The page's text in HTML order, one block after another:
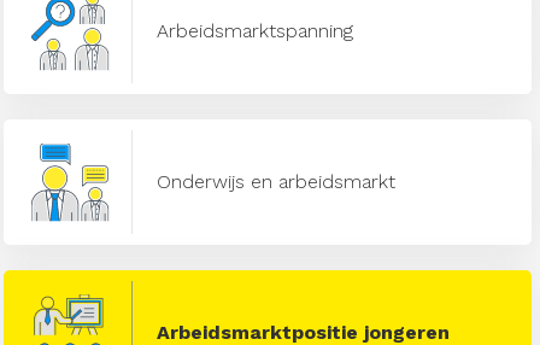
Arbeidsmarktspanning
Onderwijs en arbeidsmarkt
Arbeidsmarktpositie jongeren